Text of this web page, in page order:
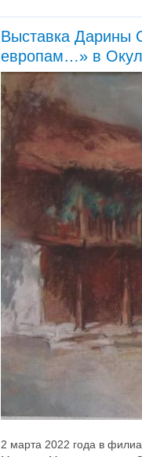
Выставка Дарины
европам…» в
2 марта 2022 года в